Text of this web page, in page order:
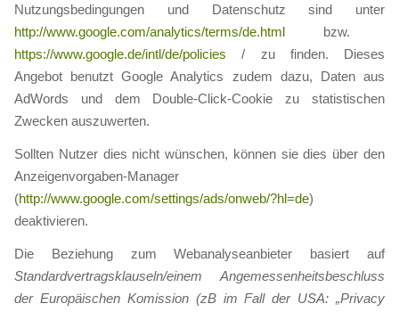
Nutzungsbedingungen und Datenschutz sind unter
http://www.google.com/analytics/terms/de.html bzw.
https://www.google.de/intl/de/policies/ zu finden. Dieses
Angebot benutzt Google Analytics zudem dazu, Daten aus
AdWords und dem Double-Click-Cookie zu statistischen
Zwecken auszuwerten.
Sollten Nutzer dies nicht wünschen, können sie dies über den
Anzeigenvorgaben-Manager
(http://www.google.com/settings/ads/onweb/?hl=de)
deaktivieren.
Die Beziehung zum Webanalyseanbieter basiert auf
Standardvertragsklauseln/einem Angemessenheitsbeschluss
der Europäischen Komission (zB im Fall der USA: „Privacy